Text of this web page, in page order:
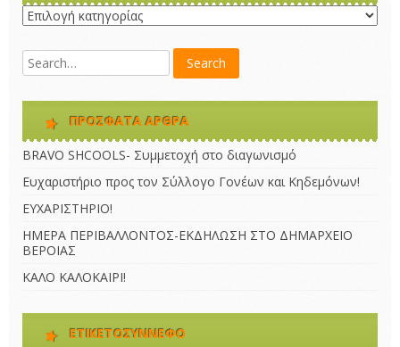
Kατηγορίες
ΠΡΌΣΦΑΤΑ ΆΡΘΡΑ
BRAVO SHCOOLS- Συμμετοχή στο διαγωνισμό
Ευχαριστήριο προς τον Σύλλογο Γονέων και Κηδεμόνων!
ΕΥΧΑΡΙΣΤΗΡΙΟ!
ΗΜΕΡΑ ΠΕΡΙΒΑΛΛΟΝΤΟΣ-ΕΚΔΗΛΩΣΗ ΣΤΟ ΔΗΜΑΡΧΕΙΟ
ΒΕΡΟΙΑΣ
ΚΑΛΟ ΚΑΛΟΚΑΙΡΙ!
ΕΤΙΚΕΤΟΣΎΝΝΕΦΟ